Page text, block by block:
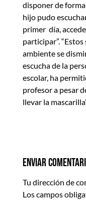
disponer de
hijo pudo
primer día,
participar”.
ambiente se
escucha de la
escolar, ha
profesor a pesar
llevar la
Enviar
Tu dirección de
Los campos